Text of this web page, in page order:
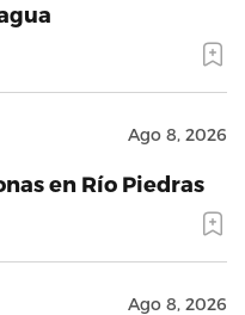
Ago 8, 2026
en Río Piedras
Ago 8, 2026